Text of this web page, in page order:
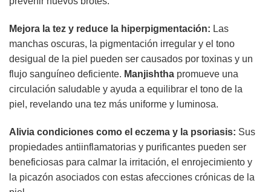
Mejora la tez y reduce la hiperpigmentación: Las
manchas oscuras, la pigmentación irregular y el tono
desigual de la piel pueden ser causados por toxinas y un
flujo sanguíneo deficiente. Manjishtha promueve una
circulación saludable y ayuda a equilibrar el tono de la
piel, revelando una tez más uniforme y luminosa.
Alivia condiciones como el eczema y la psoriasis: Sus
propiedades antiinflamatorias y purificantes pueden ser
beneficiosas para calmar la irritación, el enrojecimiento y
la picazón asociados con estas afecciones crónicas de la